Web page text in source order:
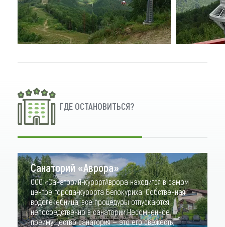
ГДЕ ОСТАНОВИТЬСЯ?
Санаторий «Аврора»
ООО «Санаторий-курортАврора находится в самом
центре города-курорта Белокуриха. Собственная
водолечебница, все процедуры отпускаются
непосредственно в санатории.Несомненное
преимущество санатория — это его свежесть,